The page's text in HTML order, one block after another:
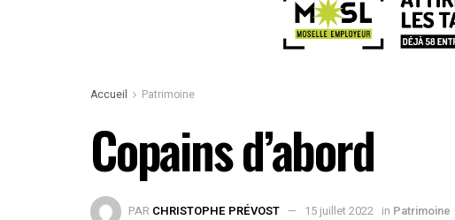
Accueil Patrimoine
Copains d’abord
PAR CHRISTOPHE PRÉVOST 15 juillet 2022 in Patrimoine